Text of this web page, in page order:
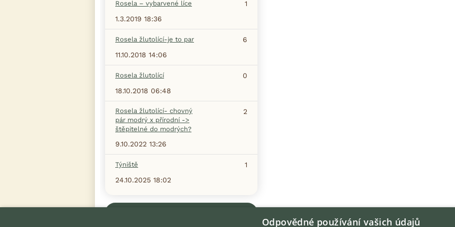
Rosela – vybarvené líce
1
1.3.2019 18:36
Rosela žlutolící-je to par
6
11.10.2018 14:06
Rosela žlutolící
0
18.10.2018 06:48
Rosela žlutolící- chovný
pár modrý x přírodní ->
štěpitelné do modrých?
2
9.10.2022 13:26
Týniště
1
24.10.2025 18:02
Odpovědné používání vašich údajů